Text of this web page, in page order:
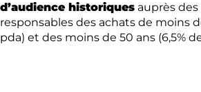
d’audience historiques auprès
responsables des achats de moins
pda) et des moins de 50 ans (6,5%